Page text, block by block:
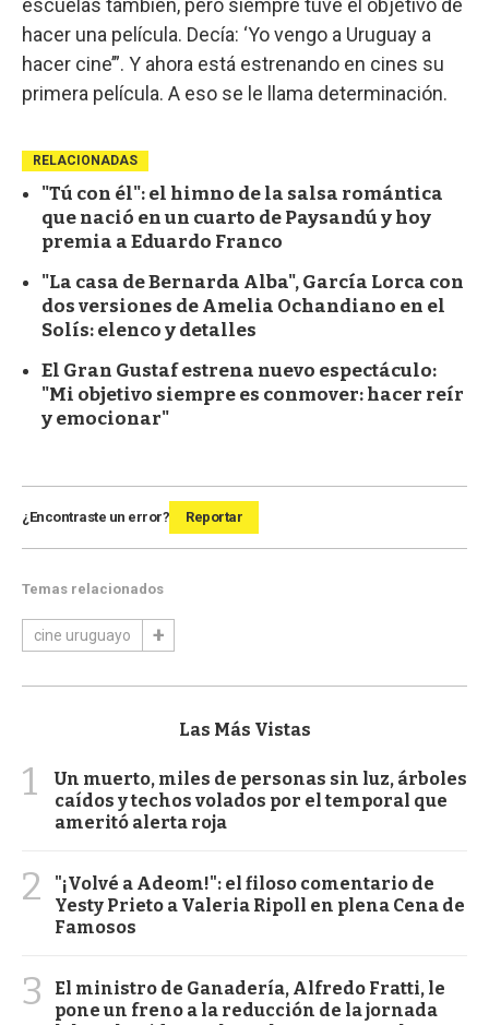
escuelas también, pero siempre tuve el objetivo de
hacer una película. Decía: ‘Yo vengo a Uruguay a
hacer cine’”. Y ahora está estrenando en cines su
primera película. A eso se le llama determinación.
RELACIONADAS
"Tú con él": el himno de la salsa romántica
que nació en un cuarto de Paysandú y hoy
premia a Eduardo Franco
"La casa de Bernarda Alba", García Lorca con
dos versiones de Amelia Ochandiano en el
Solís: elenco y detalles
El Gran Gustaf estrena nuevo espectáculo:
"Mi objetivo siempre es conmover: hacer reír
y emocionar"
¿Encontraste un error? Reportar
Temas relacionados
cine uruguayo
Las Más Vistas
1
Un muerto, miles de personas sin luz, árboles
caídos y techos volados por el temporal que
ameritó alerta roja
2
"¡Volvé a Adeom!": el filoso comentario de
Yesty Prieto a Valeria Ripoll en plena Cena de
Famosos
3
El ministro de Ganadería, Alfredo Fratti, le
pone un freno a la reducción de la jornada